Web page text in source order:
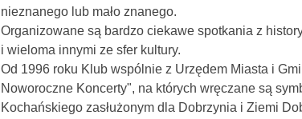
nieznanego lub mało znanego.
Organizowane są bardzo ciekawe spotkania z
i wieloma innymi ze sfer kultury.
Od 1996 roku Klub wspólnie z Urzędem Miasta i
Noworoczne Koncerty", na których wręczane są
Kochańskiego zasłużonym dla Dobrzynia i Ziemi